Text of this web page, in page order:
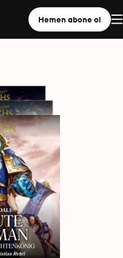
Hemen abone ol